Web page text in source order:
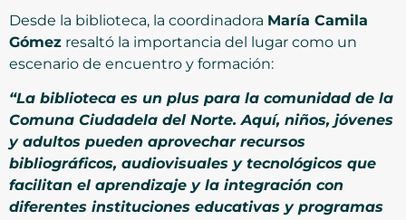
Desde la biblioteca, la coordinadora María Camila
Gómez resaltó la importancia del lugar como un
escenario de encuentro y formación:
“La biblioteca es un plus para la comunidad de la
Comuna Ciudadela del Norte. Aquí, niños, jóvenes
y adultos pueden aprovechar recursos
bibliográficos, audiovisuales y tecnológicos que
facilitan el aprendizaje y la integración con
diferentes instituciones educativas y programas